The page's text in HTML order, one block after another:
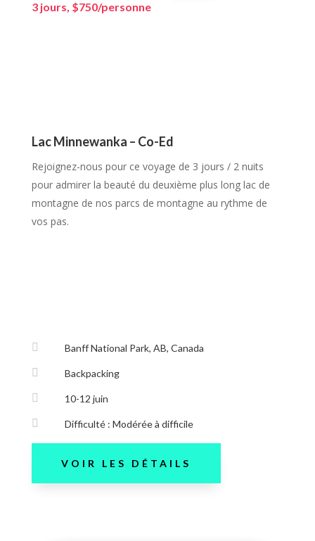
3 jours, $750/personne
Lac Minnewanka – Co-Ed
Rejoignez-nous pour ce voyage de 3 jours / 2 nuits
pour admirer la beauté du deuxième plus long lac de
montagne de nos parcs de montagne au rythme de
vos pas.
 Banff National Park, AB, Canada
 Backpacking
 10-12 juin
 Difficulté : Modérée à difficile
VOIR LES DÉTAILS